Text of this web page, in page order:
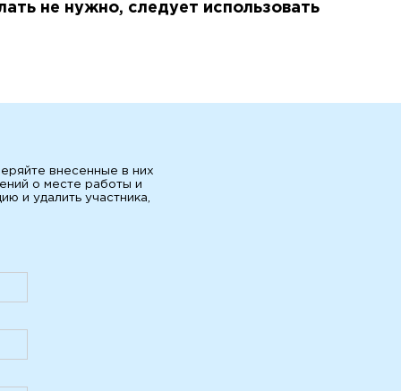
не нужно, следует использовать
внесенные в них
о месте работы и
и удалить участника,